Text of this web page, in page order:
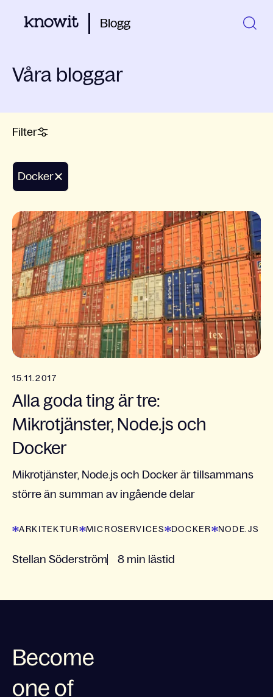
Blogg
Våra bloggar
Filter
docker
15.11.2017
Alla goda ting är tre:
Mikrotjänster, Node.js och
Docker
Mikrotjänster, Node.js och Docker är tillsammans
större än summan av ingående delar
ARKITEKTUR MICROSERVICES DOCKER NODE.JS
Stellan Söderström 8 min lästid
Become
one of